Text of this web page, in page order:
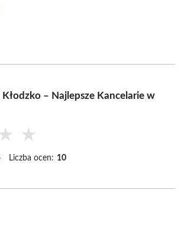
– Najlepsze Kancelarie w
★
Liczba ocen: 10